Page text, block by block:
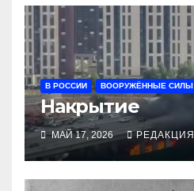
В РОССИИ ВООРУЖЁННЫЕ СИЛЫ
Накрытие
МАЙ 17, 2026 РЕДАКЦИЯ